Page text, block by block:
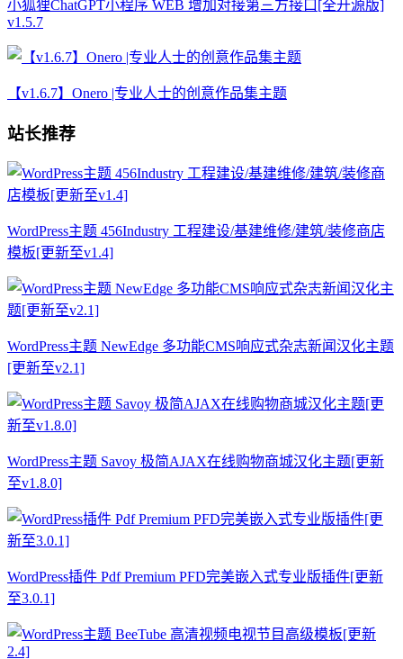
小狐狸ChatGPT小程序 WEB 增加对接第三方接口[全开源版]
v1.5.7
【v1.6.7】Onero |专业人士的创意作品集主题
站长推荐
WordPress主题 456Industry 工程建设/基建维修/建筑/装修商店
模板[更新至v1.4]
WordPress主题 NewEdge 多功能CMS响应式杂志新闻汉化主题
[更新至v2.1]
WordPress主题 Savoy 极简AJAX在线购物商城汉化主题[更新
至v1.8.0]
WordPress插件 Pdf Premium PFD完美嵌入式专业版插件[更新
至3.0.1]